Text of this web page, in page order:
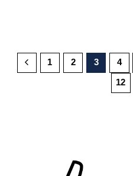
1 2 3 4
12